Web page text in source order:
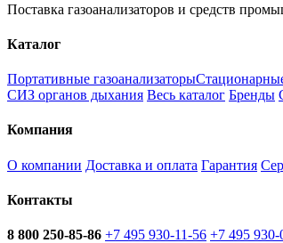
Поставка газоанализаторов и средств
Каталог
Портативные газоанализаторы
СИЗ органов дыхания Весь каталог Бренды
Компания
О компании Доставка и оплата Гарантия
Контакты
8 800 250-85-86 +7 495 930-11-56 +7 495 930-